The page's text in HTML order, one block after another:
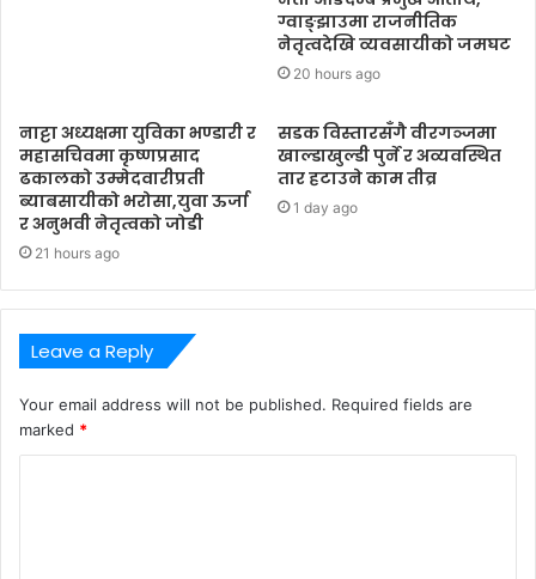
ग्वाङ्झाउमा राजनीतिक
नेतृत्वदेखि व्यवसायीको जमघट
20 hours ago
नाट्टा अध्यक्षमा युविका भण्डारी र
महासचिवमा कृष्णप्रसाद
ढकालको उम्मेदवारीप्रती
ब्याबसायीको भरोसा,युवा ऊर्जा
र अनुभवी नेतृत्वको जोडी
21 hours ago
सडक विस्तारसँगै वीरगञ्जमा
खाल्डाखुल्डी पुर्ने र अव्यवस्थित
तार हटाउने काम तीव्र
1 day ago
Leave a Reply
Your email address will not be published. Required fields are
marked *